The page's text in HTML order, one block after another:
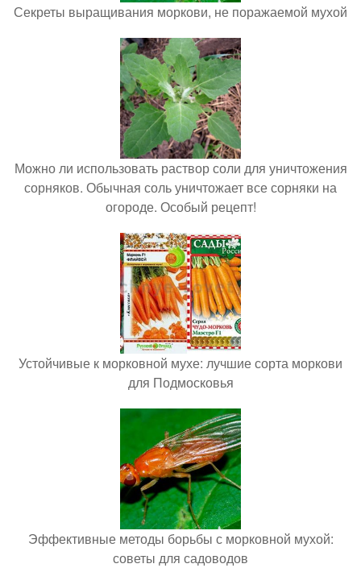
Секреты выращивания моркови, не поражаемой мухой
Можно ли использовать раствор соли для уничтожения
сорняков. Обычная соль уничтожает все сорняки на
огороде. Особый рецепт!
Устойчивые к морковной мухе: лучшие сорта моркови
для Подмосковья
Эффективные методы борьбы с морковной мухой:
советы для садоводов